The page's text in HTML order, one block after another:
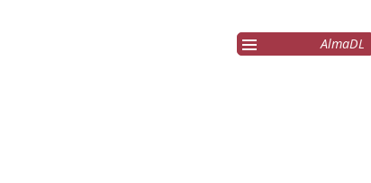
AlmaDL